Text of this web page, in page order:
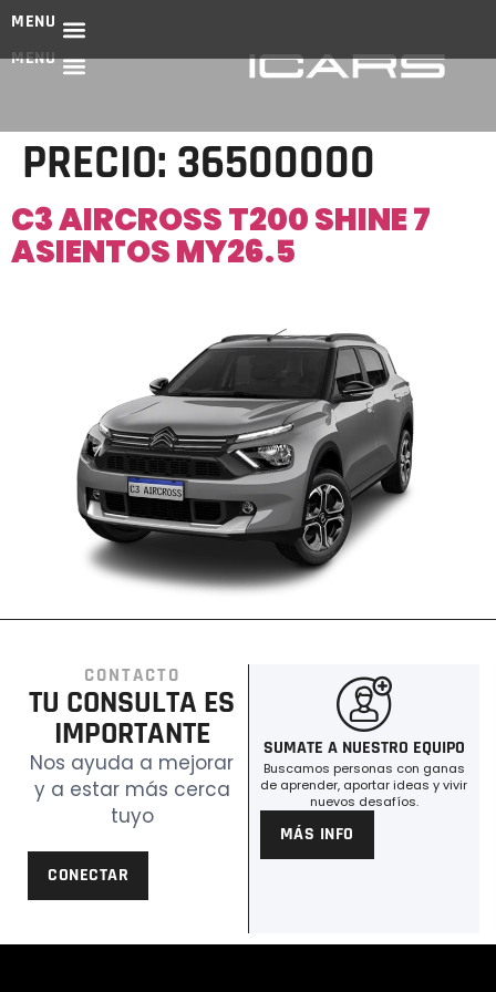
MENU
MENU
PRECIO: 36500000
C3 AIRCROSS T200 SHINE 7
ASIENTOS MY26.5
SUMATE A NUESTRO EQUIPO
Buscamos personas con ganas
de aprender, aportar ideas y vivir
nuevos desafíos.
MÁS INFO
CONTACTO
TU CONSULTA ES
IMPORTANTE
Nos ayuda a mejorar
y a estar más cerca
tuyo
CONECTAR